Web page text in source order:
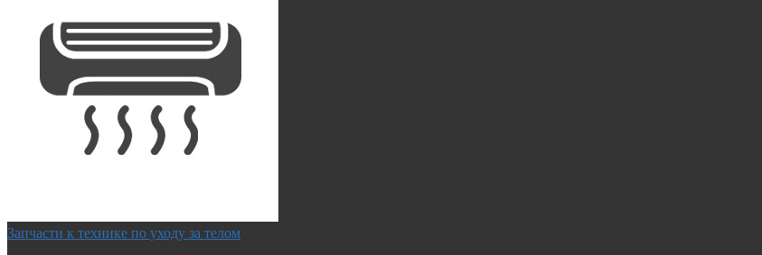
Запчасти к технике по уходу за телом